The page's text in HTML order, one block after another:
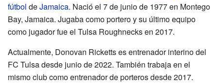
fútbol deJamaica. Nació el 7 de junio de 1977 en Montego
Bay, Jamaica. Jugaba como portero y su último equipo
como jugador fue el Tulsa Roughnecks en 2017.
Actualmente, Donovan Ricketts es entrenador interino del
FC Tulsa desde junio de 2022. También trabaja en el
mismo club como entrenador de porteros desde 2017.